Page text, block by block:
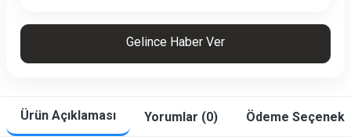
Gelince Haber Ver
Ürün Açıklaması Yorumlar (0) Ödeme